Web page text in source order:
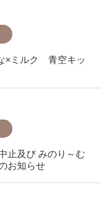
×ミルク 青空キッ
止及び みのり～む
お知らせ